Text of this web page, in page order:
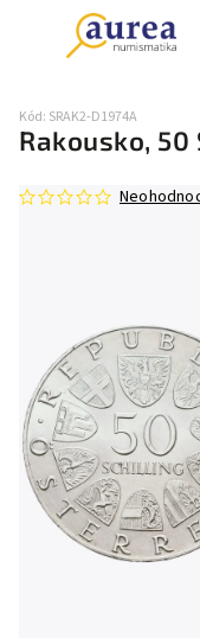
Rakousko,
Kód: SRAK2-D1974A